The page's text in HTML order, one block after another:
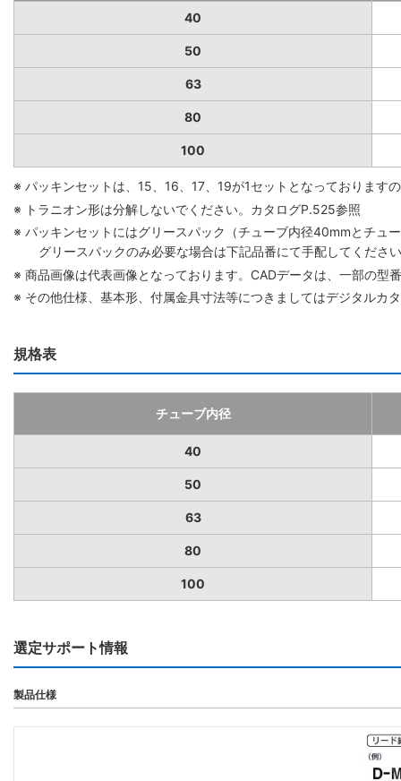
40
50
63
80
100
※ パッキンセットは、15、16、17、19が1セットとなっております
※ トラニオン形は分解しないでください。カタログP.525参照
※ パッキンセットにはグリースパック（チューブ内径40mmとチ
グリースパックのみ必要な場合は下記品番にて手配してくだ
※ 商品画像は代表画像となっております。CADデータは、一部の型
※ その他仕様、基本形、付属金具寸法等につきましてはデジタルカ
規格表
チューブ内径
40
50
63
80
100
選定サポート情報
製品仕様